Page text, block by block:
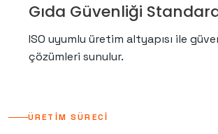
Gıda Güvenliği
ISO uyumlu üretim altyapısı ile
çözümleri sunulur.
ÜRETİM SÜRECİ